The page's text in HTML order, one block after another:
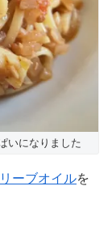
いになりました
ーブオイルを